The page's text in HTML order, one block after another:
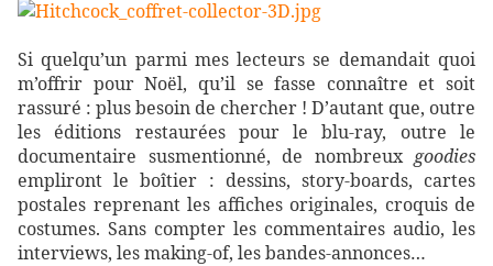
Si quelqu’un parmi mes lecteurs se demandait quoi
m’offrir pour Noël, qu’il se fasse connaître et soit
rassuré : plus besoin de chercher ! D’autant que, outre
les éditions restaurées pour le blu-ray, outre le
documentaire susmentionné, de nombreux goodies
empliront le boîtier : dessins, story-boards, cartes
postales reprenant les affiches originales, croquis de
costumes. Sans compter les commentaires audio, les
interviews, les making-of, les bandes-annonces…